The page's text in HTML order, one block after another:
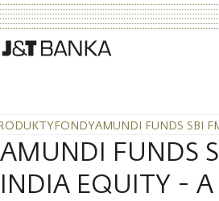
FONDYAMUNDI FUNDS SBI
AMUNDI FUNDS
INDIA EQUITY -